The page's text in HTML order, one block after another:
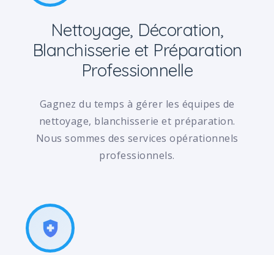
Nettoyage, Décoration,
Blanchisserie et Préparation
Professionnelle
Gagnez du temps à gérer les équipes de
nettoyage, blanchisserie et préparation.
Nous sommes des services opérationnels
professionnels.
health_and_safety